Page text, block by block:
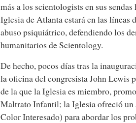
más a los scientologists en sus
Iglesia de Atlanta estará en las
abuso psiquiátrico, defendiendo los
humanitarios de Scientology.
De hecho, pocos días tras la
la oficina del congresista John Lewis
de la que la Iglesia es miembro,
Maltrato Infantil; la Iglesia ofreció un
Color Interesado) para abordar los